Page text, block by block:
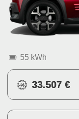
55 kWh
33.507 €